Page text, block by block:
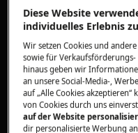
2. Wird der
Reinige zuerst
Innenraum
einem
Zeitprogramm
Diese Website
individuelles Erlebnis
Wir setzen Cookies und
sowie für
hinaus geben wir
an unsere Social-Media-,
auf „Alle Cookies
von Cookies durch uns
auf der Website
dir personalisierte Werbung